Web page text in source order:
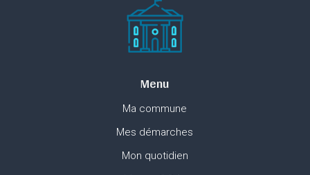
Menu
Ma commune
Mes démarches
Mon quotidien